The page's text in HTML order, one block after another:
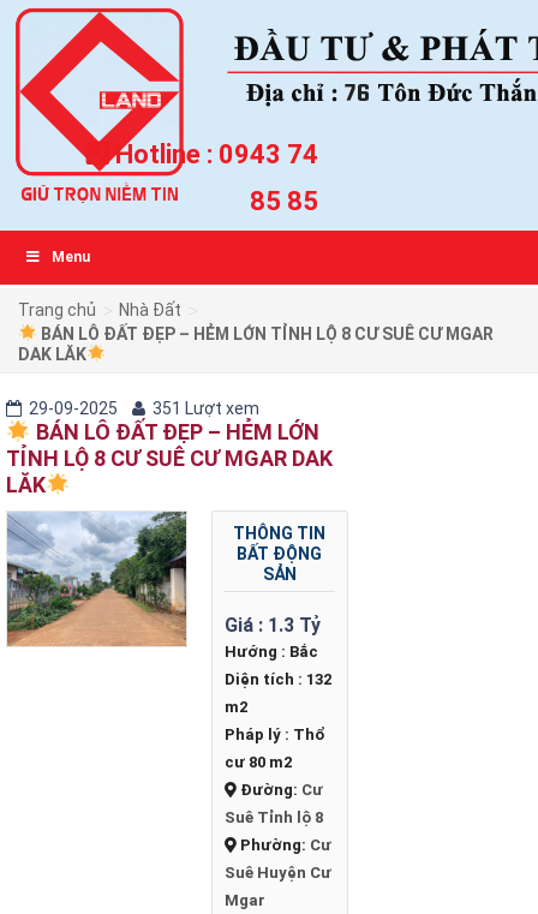
Hotline : 0943 74
85 85
Menu
Trang chủ Nhà Đất
BÁN LÔ ĐẤT ĐẸP – HẺM LỚN TỈNH LỘ 8 CƯ SUÊ CƯ MGAR
DAK LĂK
29-09-2025 351 Lượt xem
BÁN LÔ ĐẤT ĐẸP – HẺM LỚN
TỈNH LỘ 8 CƯ SUÊ CƯ MGAR DAK
LĂK
THÔNG TIN
BẤT ĐỘNG
SẢN
Giá : 1.3 Tỷ
Hướng : Bắc
Diện tích : 132
m2
Pháp lý : Thổ
cư 80 m2
Đường: Cư
Suê Tỉnh lộ 8
Phường: Cư
Suê Huyện Cư
Mgar